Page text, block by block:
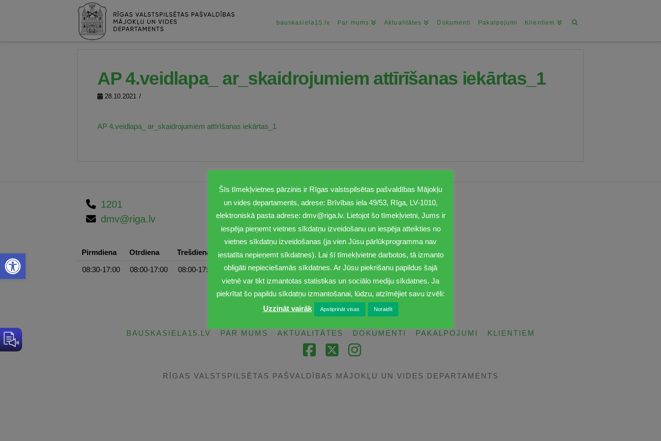
Open toolbar
bauskasiela15.lv Par mums Aktualitātes Dokumenti Pakalpojumi Klientiem
AP 4.veidlapa_ ar_skaidrojumiem attīrīšanas iekārtas_1
28.10.2021
AP 4.veidlapa_ ar_skaidrojumiem attīrīšanas iekārtas_1
1201
dmv@riga.lv
Pirmdiena Otrdiena Trešdiena Ceturtdiena Piektdiena
08:30-17:00 08:00-17:00 08:00-17:00 08:00-17:00 08:00-15:00
BAUSKASIELA15.LV PAR MUMS AKTUALITĀTES DOKUMENTI PAKALPOJUMI KLIENTIEM
Facebook
X Instagram
RĪGAS VALSTSPILSĒTAS PAŠVALDĪBAS MĀJOKĻU UN VIDES DEPARTAMENTS
Šīs tīmekļvietnes pārzinis ir Rīgas valstspilsētas pašvaldības Mājokļu
un vides departaments, adrese: Brīvības iela 49/53, Rīga, LV-1010,
elektroniskā pasta adrese: dmv@riga.lv. Lietojot šo tīmekļvietni, Jums ir
iespēja pieņemt vietnes sīkdatņu izveidošanu un iespēja atteikties no
vietnes sīkdatņu izveidošanas (ja vien Jūsu pārlūkprogramma nav
iestatīta nepieņemt sīkdatnes). Lai šī tīmekļvietne darbotos, tā izmanto
obligāti nepieciešamās sīkdatnes. Ar Jūsu piekrišanu papildus šajā
vietnē var tikt izmantotas statistikas un sociālo mediju sīkdatnes. Ja
piekrītat šo papildu sīkdatņu izmantošanai, lūdzu, atzīmējiet savu izvēli:
Uzzināt vairāk
Apstiprināt visas Noraidīt